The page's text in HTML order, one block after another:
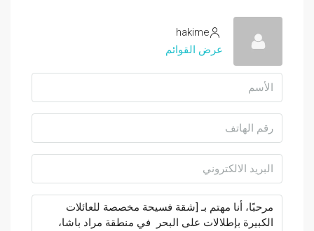
hakime
عرض القوائم